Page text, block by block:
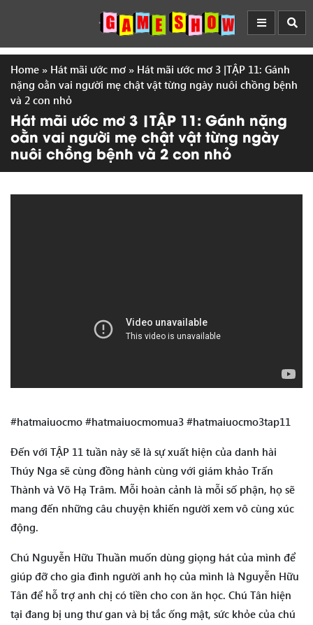
Home » Hát mãi ước mơ » Hát mãi ước mơ 3 |TẬP 11: Gánh
nặng oằn vai người mẹ chật vật từng ngày nuôi chồng bệnh
và 2 con nhỏ
Hát mãi ước mơ 3 |TẬP 11: Gánh nặng
oằn vai người mẹ chật vật từng ngày
nuôi chồng bệnh và 2 con nhỏ
#hatmaiuocmo #hatmaiuocmomua3 #hatmaiuocmo3tap11
Đến với TẬP 11 tuần này sẽ là sự xuất hiện của danh hài
Thúy Nga sẽ cùng đồng hành cùng với giám khảo Trấn
Thành và Võ Hạ Trâm. Mỗi hoàn cảnh là mỗi số phận, họ sẽ
mang đến những câu chuyện khiến người xem vô cùng xúc
động.
Chú Nguyễn Hữu Thuần muốn dùng giọng hát của mình để
giúp đỡ cho gia đình người anh họ của mình là Nguyễn Hữu
Tân để hỗ trợ anh chị có tiền cho con ăn học. Chú Tân hiện
tại đang bị ung thư gan và bị tắc ống mật, sức khỏe của chú